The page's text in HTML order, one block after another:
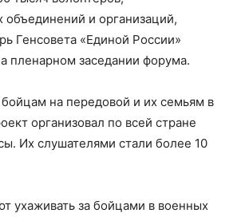
объединений и организаций,
Генсовета «Единой России»
пленарном заседании форума.
на передовой и их семьям в
организовал по всей стране
Их слушателями стали более 10
ухаживать за бойцами в военных